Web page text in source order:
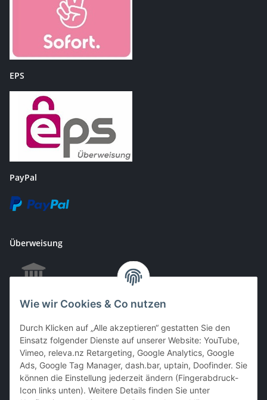
Wie wir Cookies & Co nutzen
Durch Klicken auf „Alle akzeptieren“ gestatten Sie den
Einsatz folgender Dienste auf unserer Website: YouTube,
Vimeo, releva.nz Retargeting, Google Analytics, Google
Ads, Google Tag Manager, dash.bar, uptain, Doofinder. Sie
können die Einstellung jederzeit ändern (Fingerabdruck-
Icon links unten). Weitere Details finden Sie unter
EPS
PayPal
Überweisung
EC & Kreditkartenzahlung bei Abholung
Barzahlung bei Abholung